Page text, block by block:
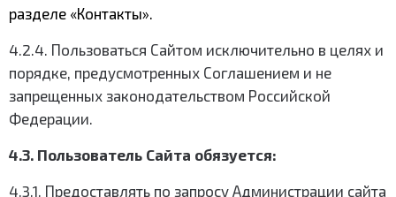
разделе «Контакты».
4.2.4. Пользоваться Сайтом исключительно в целях и
порядке, предусмотренных Соглашением и не
запрещенных законодательством Российской
Федерации.
4.3. Пользователь Сайта обязуется:
4.3.1. Предоставлять по запросу Администрации сайта